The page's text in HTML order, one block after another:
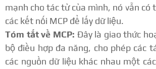
mạnh cho tác tử của mình, nó vẫn có
các kết nối MCP để lấy dữ liệu.
Tóm tắt về MCP: Đây là giao thức
bộ điều hợp đa năng, cho phép các
các nguồn dữ liệu khác nhau một